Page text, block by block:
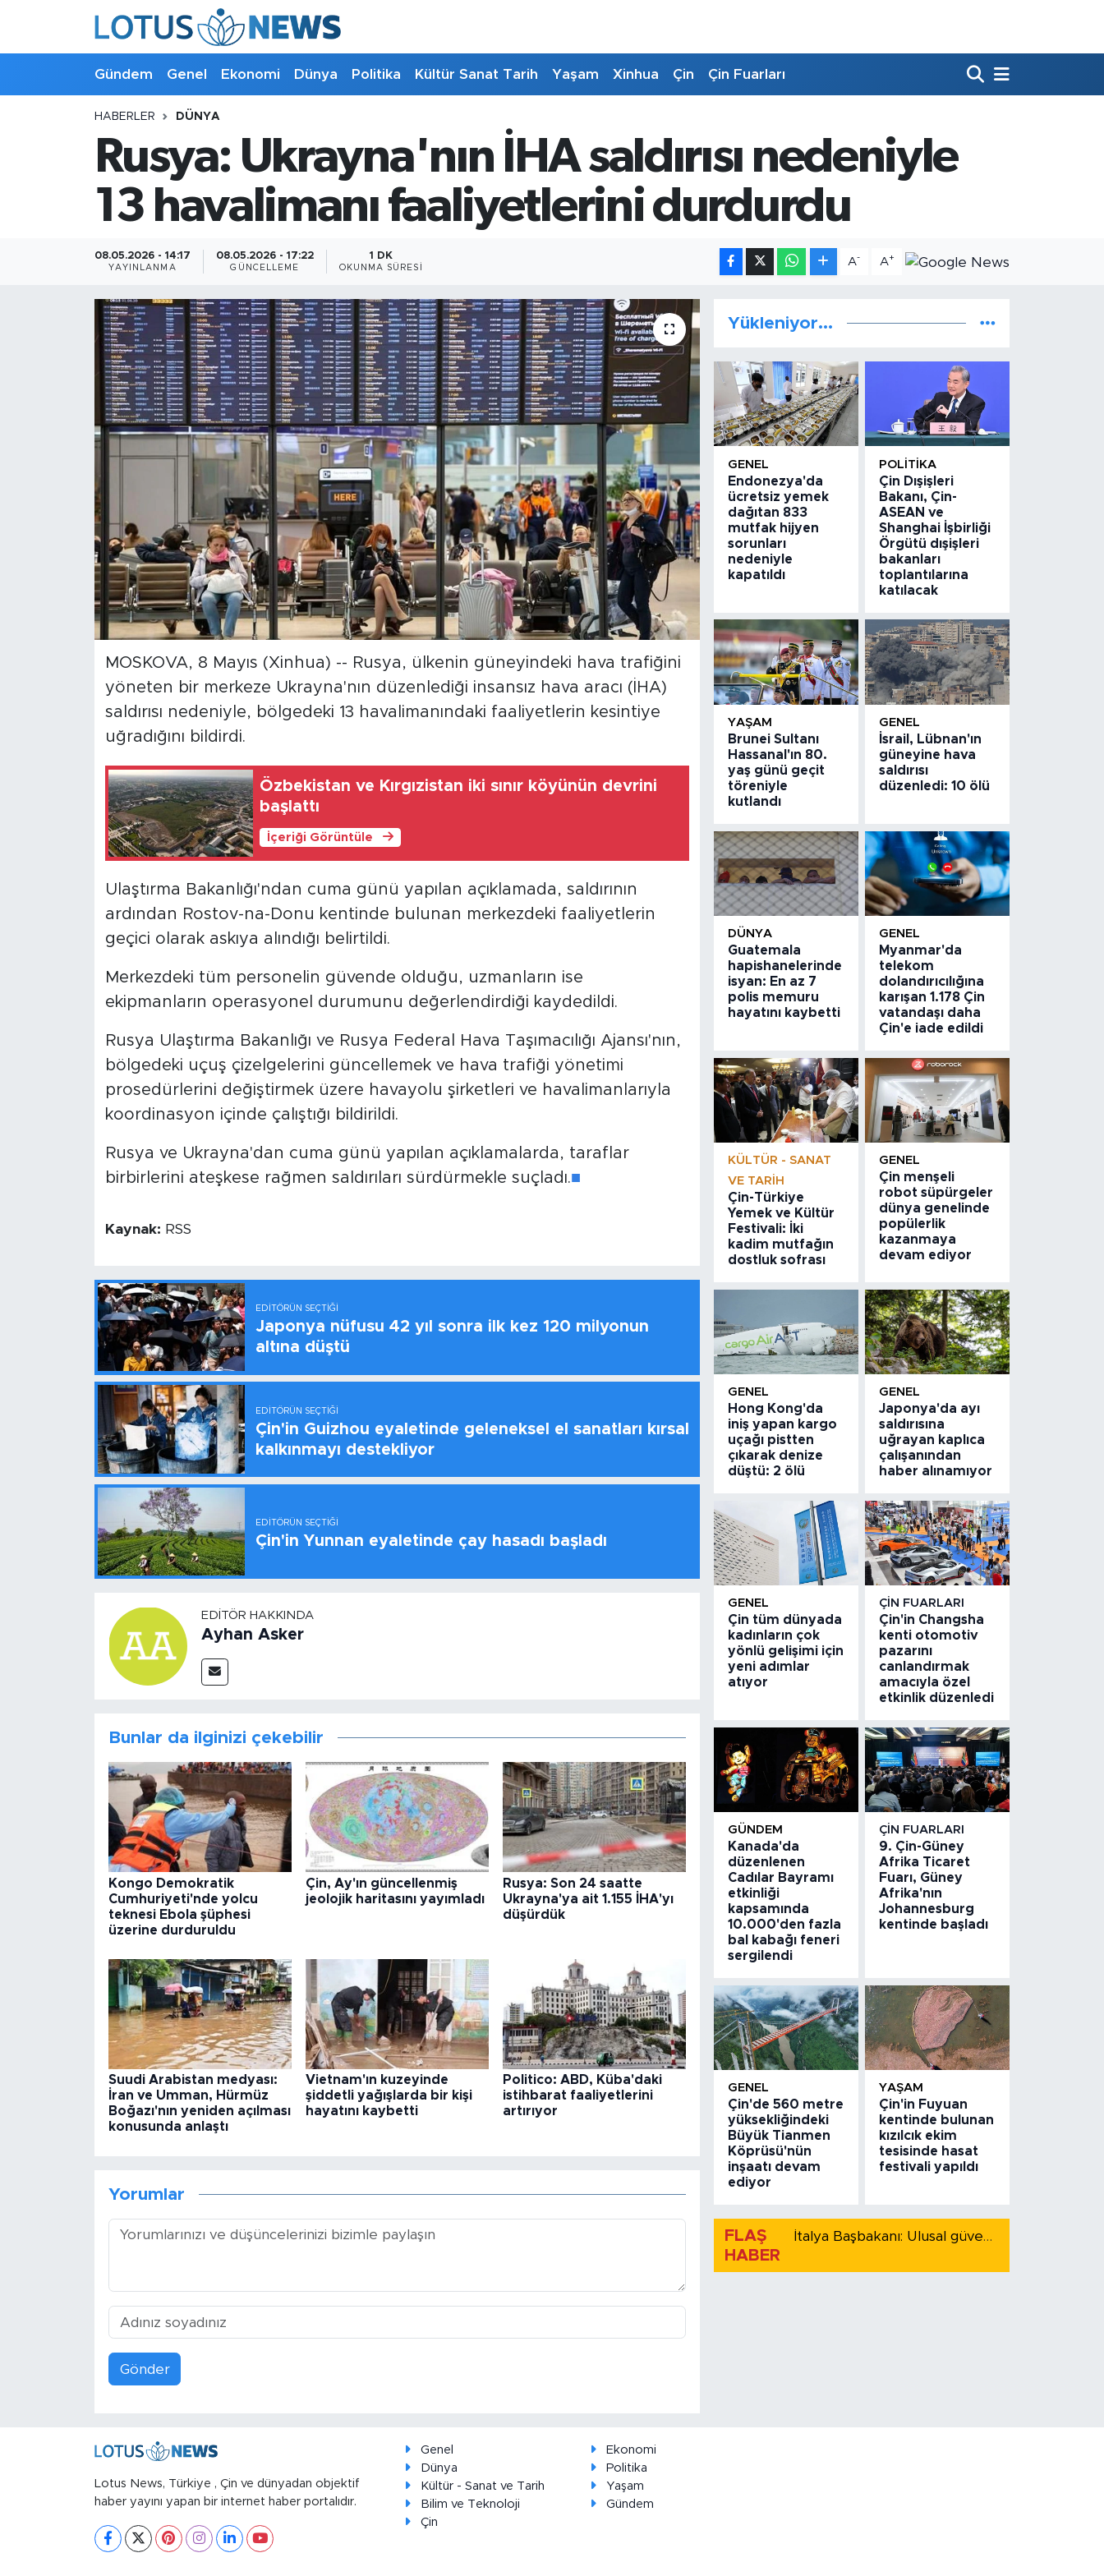
Gündem Genel Ekonomi Dünya Politika Kültür Sanat Tarih Yaşam Xinhua Çin Çin Fuarları
HABERLER DÜNYA
Rusya: Ukrayna'nın İHA saldırısı nedeniyle
13 havalimanı faaliyetlerini durdurdu
08.05.2026 - 14:17
YAYINLANMA
08.05.2026 - 17:22
GÜNCELLEME
1 DK
OKUNMA SÜRESI
A- A+
MOSKOVA, 8 Mayıs (Xinhua) -- Rusya, ülkenin güneyindeki hava trafiğini
yöneten bir merkeze Ukrayna'nın düzenlediği insansız hava aracı (İHA)
saldırısı nedeniyle, bölgedeki 13 havalimanındaki faaliyetlerin kesintiye
uğradığını bildirdi.
Özbekistan ve Kırgızistan iki sınır köyünün devrini
başlattı
İçeriği Görüntüle
Ulaştırma Bakanlığı'ndan cuma günü yapılan açıklamada, saldırının
ardından Rostov-na-Donu kentinde bulunan merkezdeki faaliyetlerin
geçici olarak askıya alındığı belirtildi.
Merkezdeki tüm personelin güvende olduğu, uzmanların ise
ekipmanların operasyonel durumunu değerlendirdiği kaydedildi.
Rusya Ulaştırma Bakanlığı ve Rusya Federal Hava Taşımacılığı Ajansı'nın,
bölgedeki uçuş çizelgelerini güncellemek ve hava trafiği yönetimi
prosedürlerini değiştirmek üzere havayolu şirketleri ve havalimanlarıyla
koordinasyon içinde çalıştığı bildirildi.
Rusya ve Ukrayna'dan cuma günü yapılan açıklamalarda, taraflar
birbirlerini ateşkese rağmen saldırıları sürdürmekle suçladı.■
Kaynak: RSS
EDITÖRÜN SEÇTIĞI
Japonya nüfusu 42 yıl sonra ilk kez 120 milyonun
altına düştü
EDITÖRÜN SEÇTIĞI
Çin'in Guizhou eyaletinde geleneksel el sanatları kırsal
kalkınmayı destekliyor
EDITÖRÜN SEÇTIĞI
Çin'in Yunnan eyaletinde çay hasadı başladı
EDITÖR HAKKINDA
Ayhan Asker
Bunlar da ilginizi çekebilir
Kongo Demokratik
Cumhuriyeti'nde yolcu
teknesi Ebola şüphesi
üzerine durduruldu
Çin, Ay'ın güncellenmiş
jeolojik haritasını yayımladı
Rusya: Son 24 saatte
Ukrayna'ya ait 1.155 İHA'yı
düşürdük
Suudi Arabistan medyası:
İran ve Umman, Hürmüz
Boğazı'nın yeniden açılması
konusunda anlaştı
Vietnam'ın kuzeyinde
şiddetli yağışlarda bir kişi
hayatını kaybetti
Politico: ABD, Küba'daki
istihbarat faaliyetlerini
artırıyor
Yorumlar
Gönder
Yükleniyor...
GENEL
Endonezya'da
ücretsiz yemek
dağıtan 833
mutfak hijyen
sorunları
nedeniyle
kapatıldı
POLITIKA
Çin Dışişleri
Bakanı, Çin-
ASEAN ve
Shanghai İşbirliği
Örgütü dışişleri
bakanları
toplantılarına
katılacak
YAŞAM
Brunei Sultanı
Hassanal'ın 80.
yaş günü geçit
töreniyle
kutlandı
GENEL
İsrail, Lübnan'ın
güneyine hava
saldırısı
düzenledi: 10 ölü
DÜNYA
Guatemala
hapishanelerinde
isyan: En az 7
polis memuru
hayatını kaybetti
GENEL
Myanmar'da
telekom
dolandırıcılığına
karışan 1.178 Çin
vatandaşı daha
Çin'e iade edildi
KÜLTÜR - SANAT
VE TARIH
Çin-Türkiye
Yemek ve Kültür
Festivali: İki
kadim mutfağın
dostluk sofrası
GENEL
Çin menşeli
robot süpürgeler
dünya genelinde
popülerlik
kazanmaya
devam ediyor
GENEL
Hong Kong'da
iniş yapan kargo
uçağı pistten
çıkarak denize
düştü: 2 ölü
GENEL
Japonya'da ayı
saldırısına
uğrayan kaplıca
çalışanından
haber alınamıyor
GENEL
Çin tüm dünyada
kadınların çok
yönlü gelişimi için
yeni adımlar
atıyor
ÇIN FUARLARI
Çin'in Changsha
kenti otomotiv
pazarını
canlandırmak
amacıyla özel
etkinlik düzenledi
GÜNDEM
Kanada'da
düzenlenen
Cadılar Bayramı
etkinliği
kapsamında
10.000'den fazla
bal kabağı feneri
sergilendi
ÇIN FUARLARI
9. Çin-Güney
Afrika Ticaret
Fuarı, Güney
Afrika'nın
Johannesburg
kentinde başladı
GENEL
Çin'de 560 metre
yüksekliğindeki
Büyük Tianmen
Köprüsü'nün
inşaatı devam
ediyor
YAŞAM
Çin'in Fuyuan
kentinde bulunan
kızılcık ekim
tesisinde hasat
festivali yapıldı
FLAŞ
HABER
İtalya Başbakanı: Ulusal güvenliği korumak için İspanya ile Schengen kapsamındaki serbest dolaşımı askıya alıyoruz
Lotus News, Türkiye , Çin ve dünyadan objektif
haber yayını yapan bir internet haber portalıdır.
Genel
Ekonomi
Dünya
Politika
Kültür - Sanat ve Tarih
Yaşam
Bilim ve Teknoloji
Gündem
Çin
Politika
Bilim ve Teknoloji
Çin Fuarları
Gündem
Foto Haber
Xinhua Türkiye